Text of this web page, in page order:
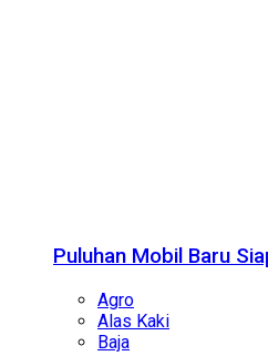
Puluhan Mobil Baru
Agro
Alas Kaki
Baja